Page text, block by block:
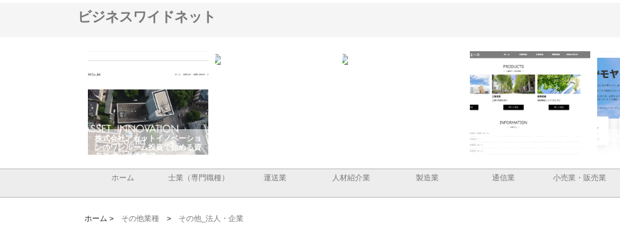
ビジネスワイドネット
株式会社アセットイノベーショ
ンのワンルーム投資で始める資
産形成と老後準備
イトが提供する充実した情報内
株
ホーム 士業（専門職種） 運送業 人材紹介業 製造業 通信業 小売業・販売業
ホーム > その他業種 > その他_法人・企業